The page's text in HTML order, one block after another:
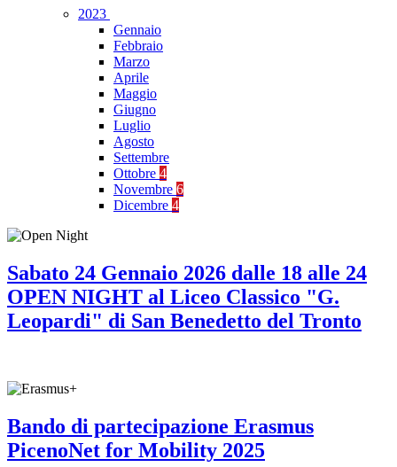
2023
Gennaio
Febbraio
Marzo
Aprile
Maggio
Giugno
Luglio
Agosto
Settembre
Ottobre 4
Novembre 6
Dicembre 4
Sabato 24 Gennaio 2026 dalle 18 alle 24
OPEN NIGHT al Liceo Classico "G.
Leopardi" di San Benedetto del Tronto
Bando di partecipazione Erasmus
PicenoNet for Mobility 2025